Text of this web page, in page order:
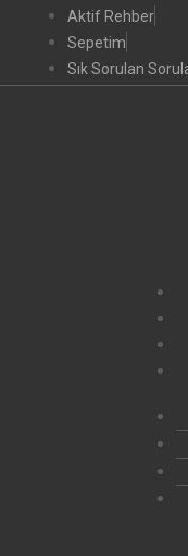
Aktif Rehber
Sepetim
Sık Sorulan